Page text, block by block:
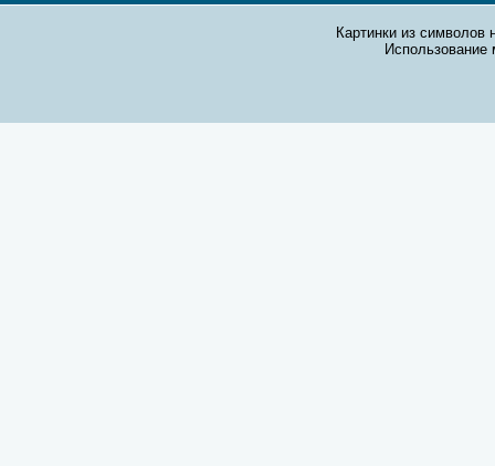
Картинки из символов
Использование